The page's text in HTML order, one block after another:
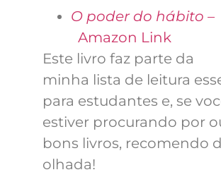
O poder do hábito –
Amazon Link
Este livro faz parte da
minha lista de leitura
para estudantes e, se
estiver procurando por
bons livros, recomendo
olhada!